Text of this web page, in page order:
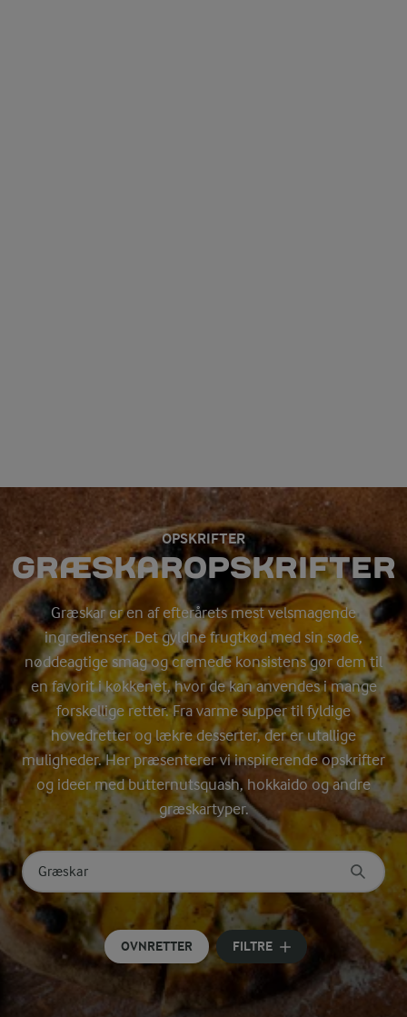
OPSKRIFTER
GRÆSKAROPSKRIFTER
Græskar er en af efterårets mest velsmagende
ingredienser. Det gyldne frugtkød med sin søde,
nøddeagtige smag og cremede konsistens gør dem til
en favorit i køkkenet, hvor de kan anvendes i mange
forskellige retter. Fra varme supper til fyldige
hovedretter og lækre desserter, der er utallige
muligheder. Her præsenterer vi inspirerende opskrifter
og ideer med butternutsquash, hokkaido og andre
græskartyper.
Søg på kategori
Indtast søgeord for at søge
OVNRETTER FILTRE